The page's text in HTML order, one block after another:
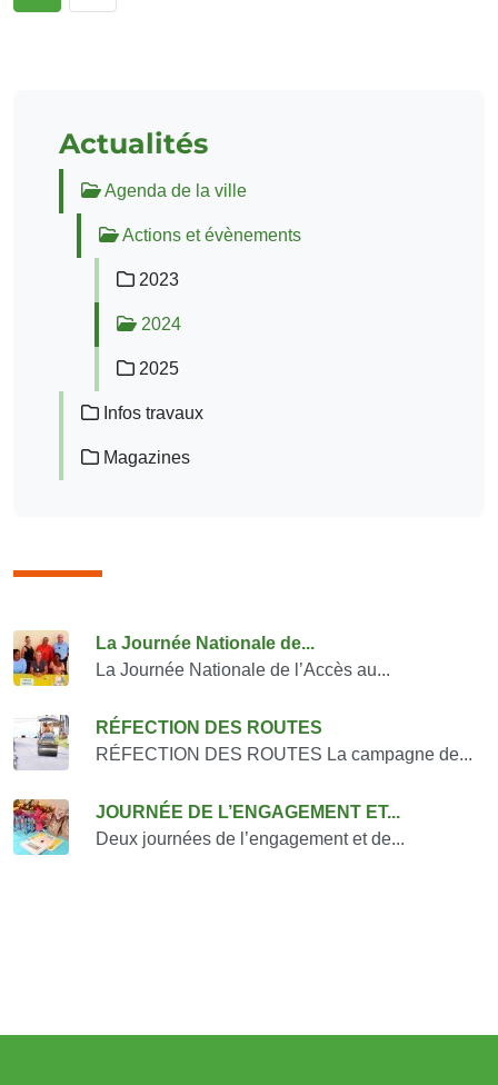
Actualités
Agenda de la ville
Actions et évènements
2023
2024
2025
Infos travaux
Magazines
Consulter également
La Journée Nationale de...
La Journée Nationale de l’Accès au...
RÉFECTION DES ROUTES
RÉFECTION DES ROUTES La campagne de...
JOURNÉE DE L’ENGAGEMENT ET...
Deux journées de l’engagement et de...